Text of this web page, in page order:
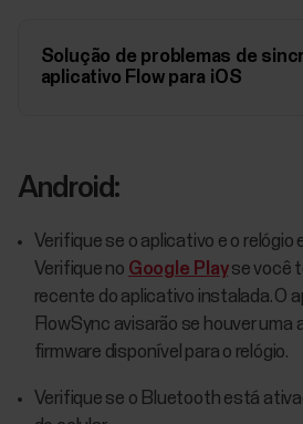
Solução de problemas de
aplicativo Flow para iOS
Android:
Verifique se o aplicativo e o
Verifique no Google Playse você
recente do aplicativo instalada. O
FlowSync avisarão se houver uma
firmware disponível para o relógio.
Verifique se o Bluetooth está